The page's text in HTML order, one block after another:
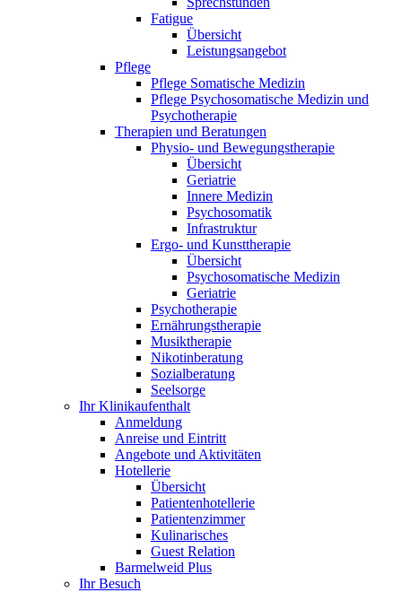
Fatigue
Übersicht
Leistungsangebot
Pflege
Pflege Somatische Medizin
Pflege Psychosomatische Medizin und
Psychotherapie
Therapien und Beratungen
Physio- und Bewegungstherapie
Übersicht
Geriatrie
Innere Medizin
Psychosomatik
Infrastruktur
Ergo- und Kunsttherapie
Übersicht
Psychosomatische Medizin
Geriatrie
Psychotherapie
Ernährungstherapie
Musiktherapie
Nikotinberatung
Sozialberatung
Seelsorge
Ihr Klinikaufenthalt
Anmeldung
Anreise und Eintritt
Angebote und Aktivitäten
Hotellerie
Übersicht
Patientenhotellerie
Patientenzimmer
Kulinarisches
Guest Relation
Barmelweid Plus
Ihr Besuch